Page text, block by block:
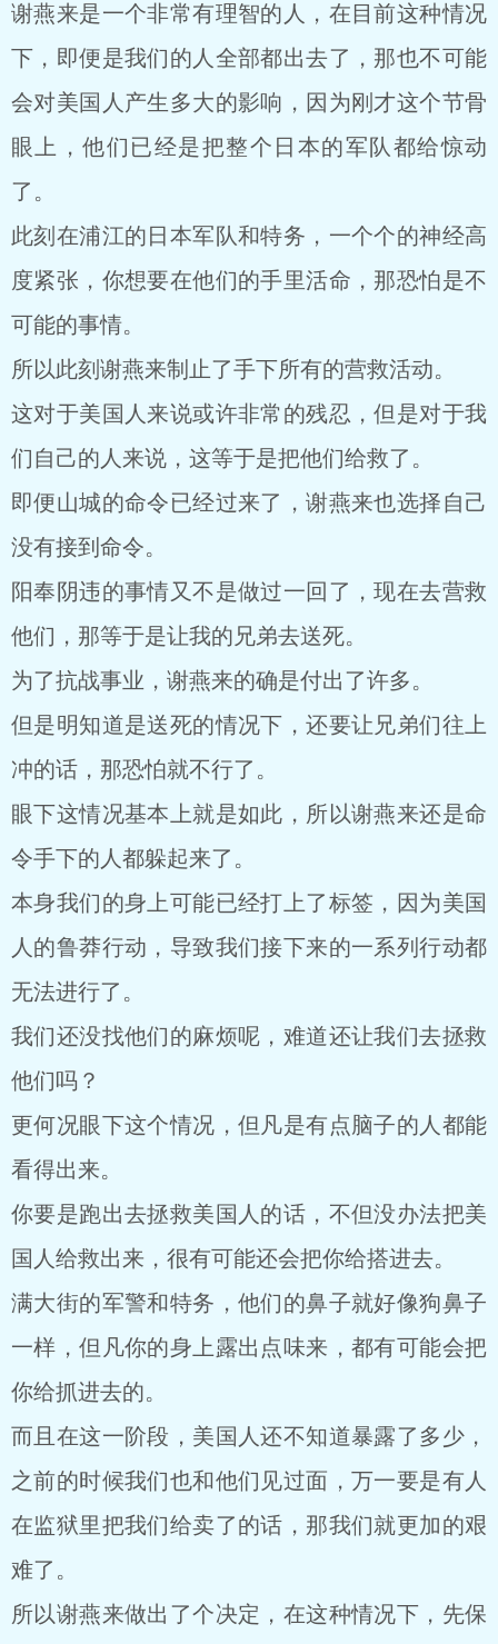
谢燕来是一个非常有理智的人，在目前这种情况
下，即便是我们的人全部都出去了，那也不可能
会对美国人产生多大的影响，因为刚才这个节骨
眼上，他们已经是把整个日本的军队都给惊动
了。
此刻在浦江的日本军队和特务，一个个的神经高
度紧张，你想要在他们的手里活命，那恐怕是不
可能的事情。
所以此刻谢燕来制止了手下所有的营救活动。
这对于美国人来说或许非常的残忍，但是对于我
们自己的人来说，这等于是把他们给救了。
即便山城的命令已经过来了，谢燕来也选择自己
没有接到命令。
阳奉阴违的事情又不是做过一回了，现在去营救
他们，那等于是让我的兄弟去送死。
为了抗战事业，谢燕来的确是付出了许多。
但是明知道是送死的情况下，还要让兄弟们往上
冲的话，那恐怕就不行了。
眼下这情况基本上就是如此，所以谢燕来还是命
令手下的人都躲起来了。
本身我们的身上可能已经打上了标签，因为美国
人的鲁莽行动，导致我们接下来的一系列行动都
无法进行了。
我们还没找他们的麻烦呢，难道还让我们去拯救
他们吗？
更何况眼下这个情况，但凡是有点脑子的人都能
看得出来。
你要是跑出去拯救美国人的话，不但没办法把美
国人给救出来，很有可能还会把你给搭进去。
满大街的军警和特务，他们的鼻子就好像狗鼻子
一样，但凡你的身上露出点味来，都有可能会把
你给抓进去的。
而且在这一阶段，美国人还不知道暴露了多少，
之前的时候我们也和他们见过面，万一要是有人
在监狱里把我们给卖了的话，那我们就更加的艰
难了。
所以谢燕来做出了个决定，在这种情况下，先保